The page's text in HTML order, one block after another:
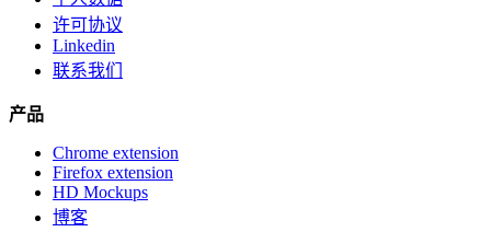
许可协议
Linkedin
联系我们
产品
Chrome extension
Firefox extension
HD Mockups
博客